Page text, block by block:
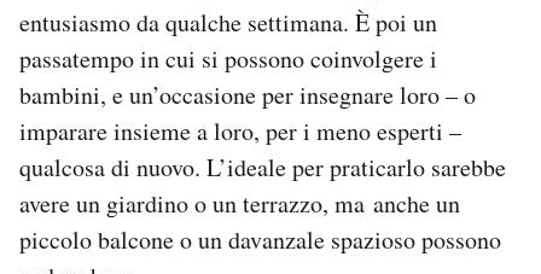
entusiasmo da qualche settimana. È poi un
passatempo in cui si possono coinvolgere i
bambini, e un’occasione per insegnare loro – o
imparare insieme a loro, per i meno esperti –
qualcosa di nuovo. L’ideale per praticarlo sarebbe
avere un giardino o un terrazzo, ma anche un
piccolo balcone o un davanzale spazioso possono